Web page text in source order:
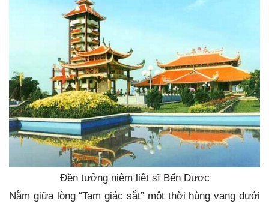
Đền tưởng niệm liệt sĩ Bến Dược
Nằm giữa lòng “Tam giác sắt” một thời hùng vang dưới